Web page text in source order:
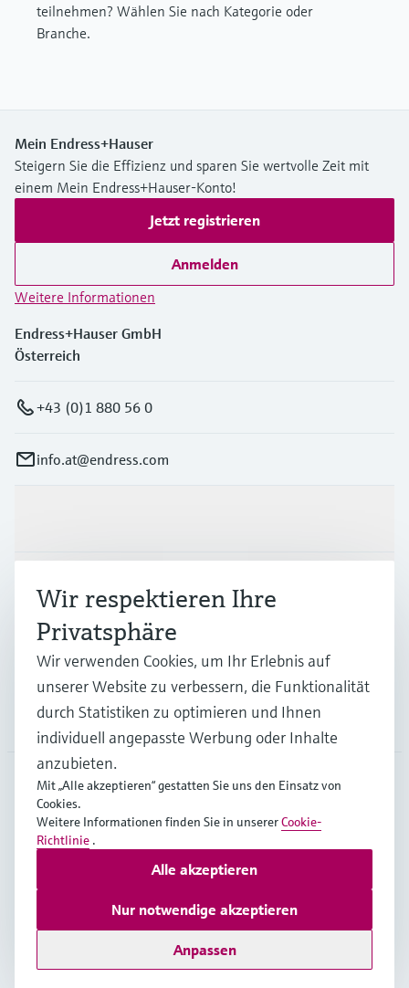
teilnehmen? Wählen Sie nach Kategorie oder
Branche.
Mein Endress+Hauser
Steigern Sie die Effizienz und sparen Sie wertvolle Zeit mit
einem Mein Endress+Hauser-Konto!
Jetzt registrieren
Anmelden
Weitere Informationen
Endress+Hauser GmbH
Österreich
+43 (0)1 880 56 0
info.at@endress.com
Support
Unternehmen
AUT
Copyright © Endress+Hauser Group Services AG
Impressum
Rechtliches und AGB Österreich
Wir respektieren Ihre
Privatsphäre
Wir verwenden Cookies, um Ihr Erlebnis auf
unserer Website zu verbessern, die Funktionalität
durch Statistiken zu optimieren und Ihnen
individuell angepasste Werbung oder Inhalte
anzubieten.
Mit „Alle akzeptieren“ gestatten Sie uns den Einsatz von
Cookies.
Weitere Informationen finden Sie in unsererCookie-
Richtlinie .
Anpassen
Nur notwendige akzeptieren
Alle akzeptieren